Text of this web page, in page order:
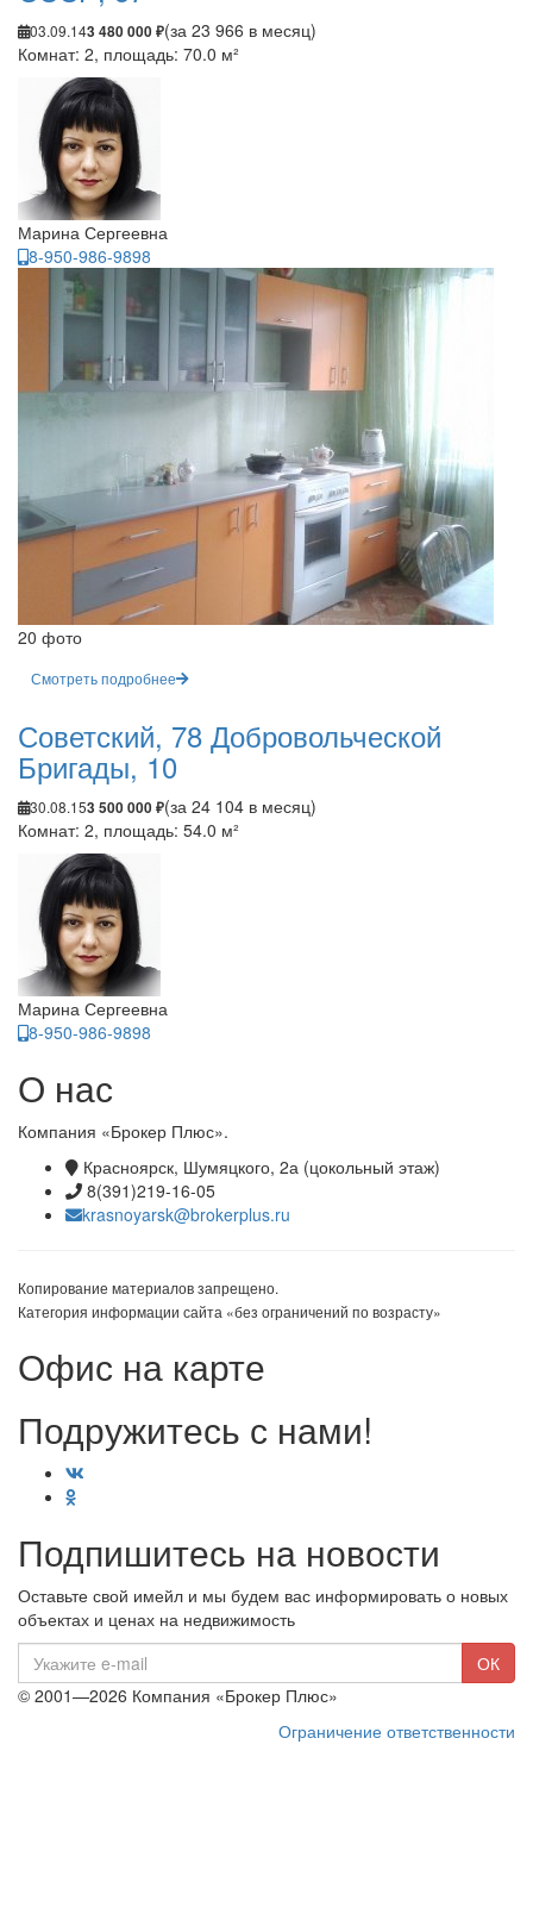
03.09.143 480 000 ₽(за 23 966 в месяц)
Комнат: 2, площадь: 70.0 м²
Марина Сергеевна
8-950-986-9898
20 фото
Смотреть подробнее
Советский, 78 Добровольческой
Бригады, 10
30.08.153 500 000 ₽(за 24 104 в месяц)
Комнат: 2, площадь: 54.0 м²
Марина Сергеевна
8-950-986-9898
О нас
Компания «Брокер Плюс».
Красноярск, Шумяцкого, 2а (цокольный этаж)
8(391)219-16-05
krasnoyarsk@brokerplus.ru
Копирование материалов запрещено.
Категория информации сайта «без ограничений по возрасту»
Офис на карте
Подружитесь с нами!
Подпишитесь на новости
Оставьте свой имейл и мы будем вас информировать о новых
объектах и ценах на недвижимость
mail
ОК
© 2001—2026 Компания «Брокер Плюс»
Ограничение ответственности